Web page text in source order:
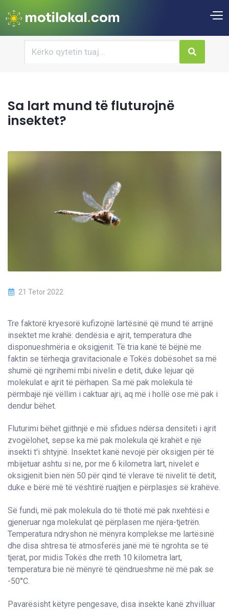
Sa lart mund të fluturojnë
insektet?
21 Tetor 2022
Tre faktorë kryesorë kufizojnë lartësinë që mund të arrijnë
insektet me krahë: dendësia e ajrit, temperatura dhe
disponueshmëria e oksigjenit. Të tria kanë të bëjnë me
faktin se tërheqja gravitacionale e Tokës dobësohet sa më
shumë që ngrihemi mbi nivelin e detit, duke lejuar që
molekulat e ajrit të përhapen. Sa më pak molekula të
përmbajë një vëllim i caktuar ajri, aq më i hollë ose më pak i
dendur bëhet.
Fluturimi bëhet gjithnjë e më sfidues ndërsa densiteti i ajrit
zvogëlohet, sepse ka më pak molekula që krahët e një
insekti t'i shtyjnë. Insektet kanë nevojë për oksigjen për të
mbijetuar ashtu si ne, por me 6 kilometra lart, nivelet e
oksigjenit bien nën 50 për qind të vlerave të nivelit të detit,
duke e bërë më të vështirë ruajtjen e përplasjes së krahëve.
Së fundi, më pak molekula do të thotë më pak nxehtësi e
gjeneruar nga molekulat që përplasen me njëra-tjetrën.
Temperatura ndryshon në mënyra komplekse me lartësinë
dhe disa shtresa të atmosferës janë më të ngrohta se të
tjerat, por midis Tokës dhe rreth 10 kilometra lart,
temperatura bie në mënyrë të qëndrueshme në më pak se
-50°C.
Pavarësisht këtyre pengesave, disa insekte kanë zhvilluar